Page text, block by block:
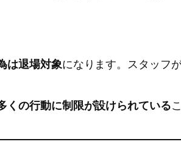
は退場対象になります。スタッフ
くの行動に制限が設けられている